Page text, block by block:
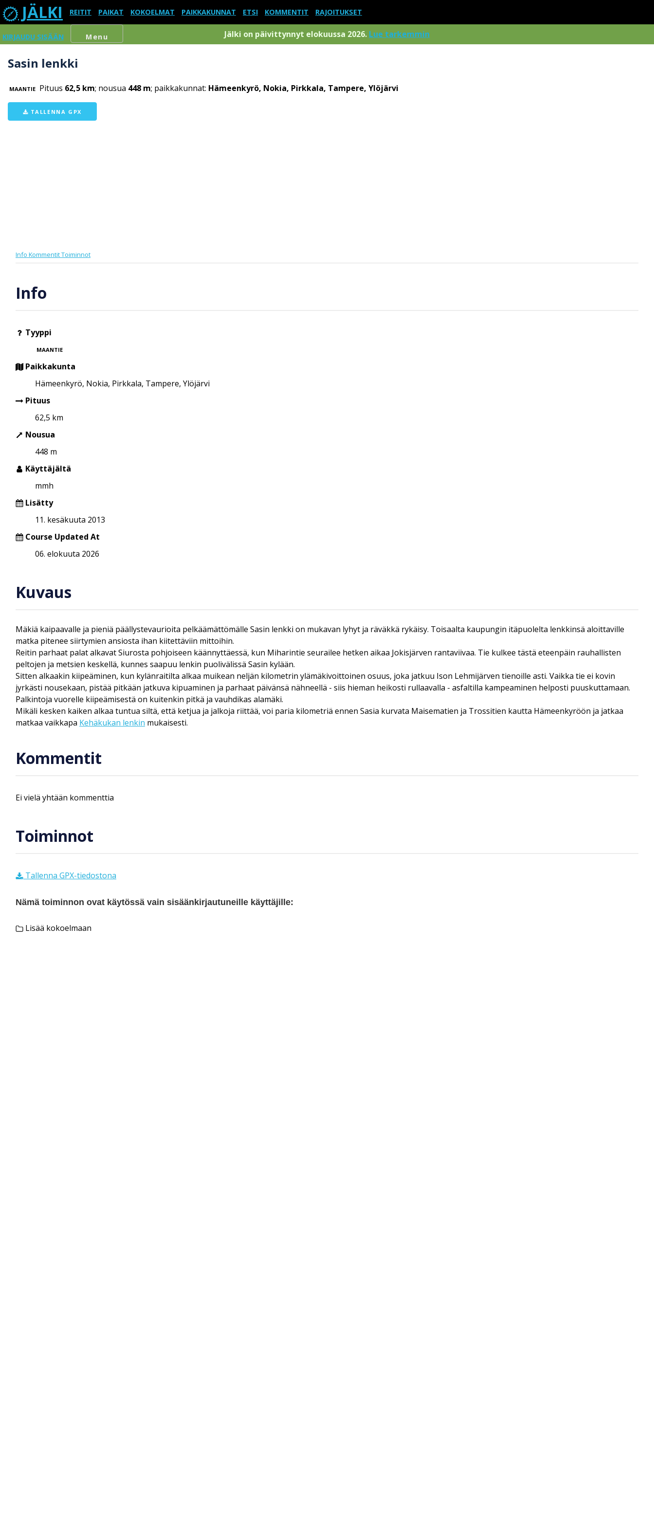
JÄLKI REITIT PAIKAT KOKOELMAT PAIKKAKUNNAT ETSI KOMMENTIT RAJOITUKSET
KIRJAUDU SISÄÄN Menu Jälki on päivittynnyt elokuussa 2026. Lue tarkemmin
Sasin lenkki
MAANTIE Pituus 62,5 km; nousua 448 m; paikkakunnat: Hämeenkyrö, Nokia, Pirkkala, Tampere, Ylöjärvi
TALLENNA GPX
Info KommentitToiminnot
Info
Tyyppi
MAANTIE
Paikkakunta
Hämeenkyrö, Nokia, Pirkkala, Tampere, Ylöjärvi
Pituus
62,5 km
Nousua
448 m
Käyttäjältä
mmh
Lisätty
11. kesäkuuta 2013
Course Updated At
06. elokuuta 2026
Kuvaus
Mäkiä kaipaavalle ja pieniä päällystevaurioita pelkäämättömälle Sasin lenkki on mukavan lyhyt ja räväkkä rykäisy. Toisaalta kaupungin itäpuolelta lenkkinsä aloittaville
matka pitenee siirtymien ansiosta ihan kiitettäviin mittoihin.
Reitin parhaat palat alkavat Siurosta pohjoiseen käännyttäessä, kun Miharintie seurailee hetken aikaa Jokisjärven rantaviivaa. Tie kulkee tästä eteenpäin rauhallisten
peltojen ja metsien keskellä, kunnes saapuu lenkin puolivälissä Sasin kylään.
Sitten alkaakin kiipeäminen, kun kylänraitilta alkaa muikean neljän kilometrin ylämäkivoittoinen osuus, joka jatkuu Ison Lehmijärven tienoille asti. Vaikka tie ei kovin
jyrkästi nousekaan, pistää pitkään jatkuva kipuaminen ja parhaat päivänsä nähneellä - siis hieman heikosti rullaavalla - asfaltilla kampeaminen helposti puuskuttamaan.
Palkintoja vuorelle kiipeämisestä on kuitenkin pitkä ja vauhdikas alamäki.
Mikäli kesken kaiken alkaa tuntua siltä, että ketjua ja jalkoja riittää, voi paria kilometriä ennen Sasia kurvata Maisematien ja Trossitien kautta Hämeenkyröön ja jatkaa
matkaa vaikkapa Kehäkukan lenkin mukaisesti.
Kommentit
Ei vielä yhtään kommenttia
Toiminnot
Tallenna GPX-tiedostona
Nämä toiminnon ovat käytössä vain sisäänkirjautuneille käyttäjille:
Lisää kokoelmaan